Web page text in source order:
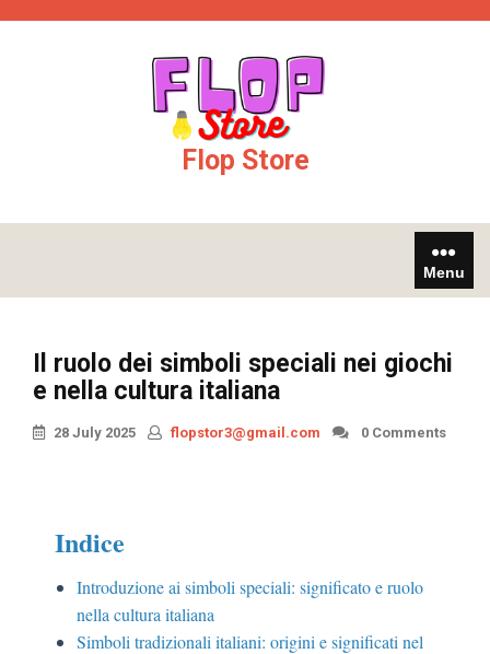
Flop Store
Menu
Il ruolo dei simboli speciali nei giochi
e nella cultura italiana
28 July 2025 flopstor3@gmail.com 0 Comments
Indice
Introduzione ai simboli speciali: significato e ruolo
nella cultura italiana
Simboli tradizionali italiani: origini e significati nel